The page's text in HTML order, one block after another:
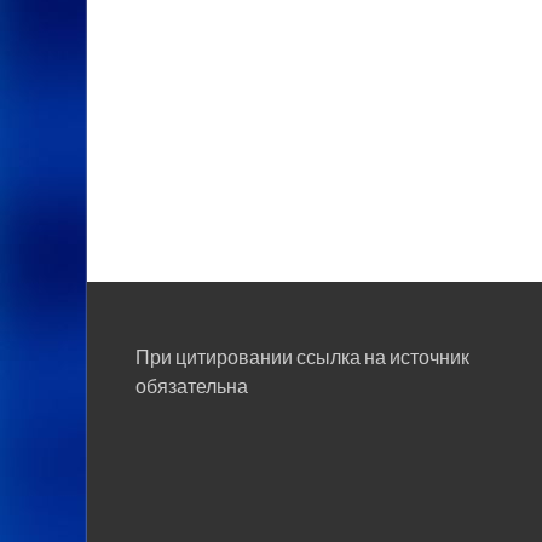
При цитировании ссылка на источник
обязательна